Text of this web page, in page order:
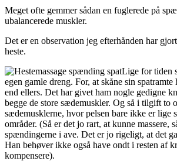
Meget ofte gemmer sådan en fuglerede på
ubalancerede muskler.
Det er en observation jeg efterhånden har
heste.
Lige for tiden
egen gamle dreng. For, at skåne sin spatramte
end ellers. Det har givet ham nogle gedigne
begge de store sædemuskler. Og så i tilgift to
sædemusklerne, hvor pelsen bare ikke er lige
områder. (Så er det jo rart, at kunne massere,
spændingerne i ave. Det er jo rigeligt, at det
Han behøver ikke også have ondt i resten af
kompensere).